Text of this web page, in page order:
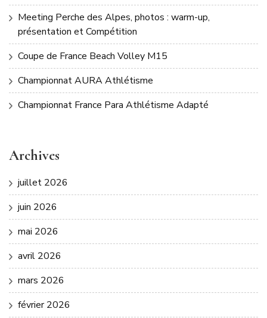
Meeting Perche des Alpes, photos : warm-up,
présentation et Compétition
Coupe de France Beach Volley M15
Championnat AURA Athlétisme
Championnat France Para Athlétisme Adapté
Archives
juillet 2026
juin 2026
mai 2026
avril 2026
mars 2026
février 2026